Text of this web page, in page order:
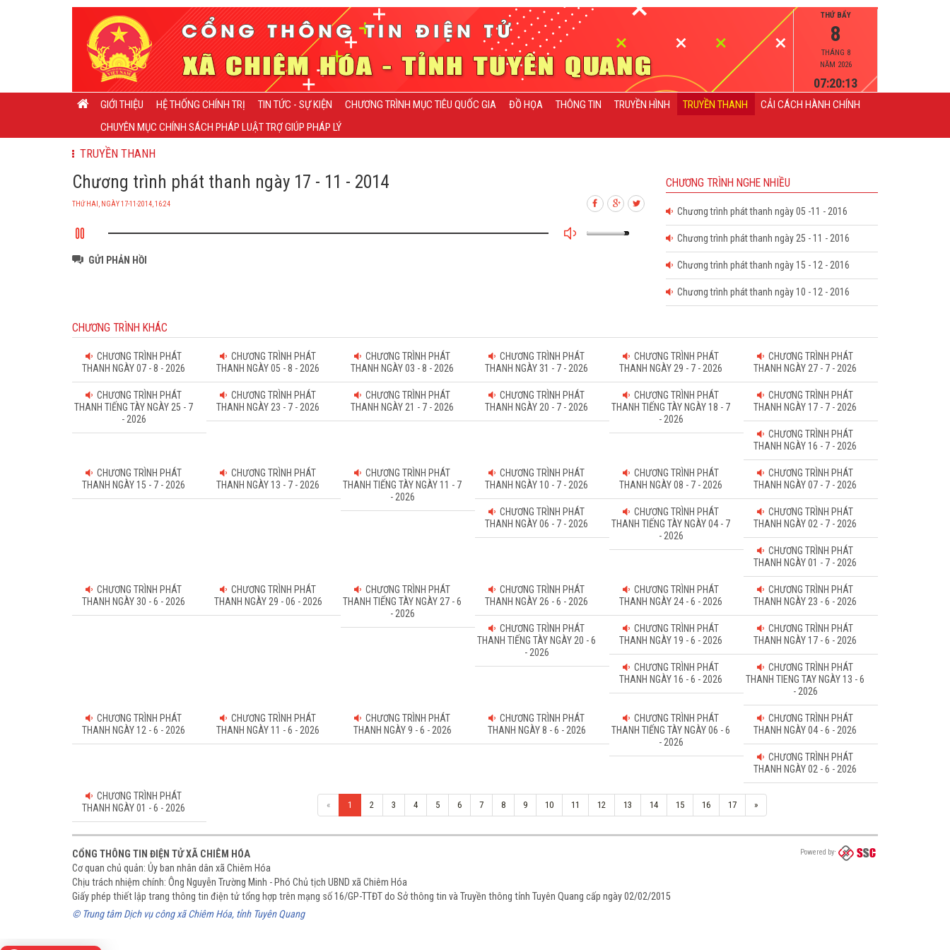
THỨ BẨY
8
THÁNG 8
NĂM 2026
07:20:14
GIỚI THIỆU HỆ THỐNG CHÍNH TRỊ TIN TỨC - SỰ KIỆN CHƯƠNG TRÌNH MỤC TIÊU QUỐC GIA ĐỒ HỌA THÔNG TIN TRUYỀN HÌNH TRUYỀN THANH
CẢI CÁCH HÀNH CHÍNH
CHUYÊN MỤC CHÍNH SÁCH PHÁP LUẬT TRỢ GIÚP PHÁP LÝ
TRUYỀN THANH
Chương trình phát thanh ngày 17 - 11 - 2014
THỨ HAI, NGÀY 17-11-2014, 16:24
GỬI PHẢN HỒI
CHƯƠNG TRÌNH NGHE NHIỀU
Chương trình phát thanh ngày 05 -11 - 2016
Chương trình phát thanh ngày 25 - 11 - 2016
Chương trình phát thanh ngày 15 - 12 - 2016
Chương trình phát thanh ngày 10 - 12 - 2016
CHƯƠNG TRÌNH KHÁC
CHƯƠNG TRÌNH PHÁT
THANH NGÀY 07 - 8 - 2026
CHƯƠNG TRÌNH PHÁT
THANH NGÀY 05 - 8 - 2026
CHƯƠNG TRÌNH PHÁT
THANH NGÀY 03 - 8 - 2026
CHƯƠNG TRÌNH PHÁT
THANH NGÀY 31 - 7 - 2026
CHƯƠNG TRÌNH PHÁT
THANH NGÀY 29 - 7 - 2026
CHƯƠNG TRÌNH PHÁT
THANH NGÀY 27 - 7 - 2026
CHƯƠNG TRÌNH PHÁT
THANH TIẾNG TÀY NGÀY 25 - 7
- 2026
CHƯƠNG TRÌNH PHÁT
THANH NGÀY 23 - 7 - 2026
CHƯƠNG TRÌNH PHÁT
THANH NGÀY 21 - 7 - 2026
CHƯƠNG TRÌNH PHÁT
THANH NGÀY 20 - 7 - 2026
CHƯƠNG TRÌNH PHÁT
THANH TIẾNG TÀY NGÀY 18 - 7
- 2026
CHƯƠNG TRÌNH PHÁT
THANH NGÀY 17 - 7 - 2026
CHƯƠNG TRÌNH PHÁT
THANH NGÀY 16 - 7 - 2026
CHƯƠNG TRÌNH PHÁT
THANH NGÀY 15 - 7 - 2026
CHƯƠNG TRÌNH PHÁT
THANH NGÀY 13 - 7 - 2026
CHƯƠNG TRÌNH PHÁT
THANH TIẾNG TÀY NGÀY 11 - 7
- 2026
CHƯƠNG TRÌNH PHÁT
THANH NGÀY 10 - 7 - 2026
CHƯƠNG TRÌNH PHÁT
THANH NGÀY 08 - 7 - 2026
CHƯƠNG TRÌNH PHÁT
THANH NGÀY 07 - 7 - 2026
CHƯƠNG TRÌNH PHÁT
THANH NGÀY 06 - 7 - 2026
CHƯƠNG TRÌNH PHÁT
THANH TIẾNG TÀY NGÀY 04 - 7
- 2026
CHƯƠNG TRÌNH PHÁT
THANH NGÀY 02 - 7 - 2026
CHƯƠNG TRÌNH PHÁT
THANH NGÀY 01 - 7 - 2026
CHƯƠNG TRÌNH PHÁT
THANH NGÀY 30 - 6 - 2026
CHƯƠNG TRÌNH PHÁT
THANH NGÀY 29 - 06 - 2026
CHƯƠNG TRÌNH PHÁT
THANH TIẾNG TÀY NGÀY 27 - 6
- 2026
CHƯƠNG TRÌNH PHÁT
THANH NGÀY 26 - 6 - 2026
CHƯƠNG TRÌNH PHÁT
THANH NGÀY 24 - 6 - 2026
CHƯƠNG TRÌNH PHÁT
THANH NGÀY 23 - 6 - 2026
CHƯƠNG TRÌNH PHÁT
THANH TIẾNG TÀY NGÀY 20 - 6
- 2026
CHƯƠNG TRÌNH PHÁT
THANH NGÀY 19 - 6 - 2026
CHƯƠNG TRÌNH PHÁT
THANH NGÀY 17 - 6 - 2026
CHƯƠNG TRÌNH PHÁT
THANH NGÀY 16 - 6 - 2026
CHƯƠNG TRÌNH PHÁT
THANH TIENG TAY NGÀY 13 - 6
- 2026
CHƯƠNG TRÌNH PHÁT
THANH NGÀY 12 - 6 - 2026
CHƯƠNG TRÌNH PHÁT
THANH NGÀY 11 - 6 - 2026
CHƯƠNG TRÌNH PHÁT
THANH NGÀY 9 - 6 - 2026
CHƯƠNG TRÌNH PHÁT
THANH NGÀY 8 - 6 - 2026
CHƯƠNG TRÌNH PHÁT
THANH TIẾNG TÀY NGÀY 06 - 6
- 2026
CHƯƠNG TRÌNH PHÁT
THANH NGÀY 04 - 6 - 2026
CHƯƠNG TRÌNH PHÁT
THANH NGÀY 02 - 6 - 2026
CHƯƠNG TRÌNH PHÁT
THANH NGÀY 01 - 6 - 2026
« 1 2 3 4 5 6 7 8 9 10 11 12 13 14 15 16 17 »
Powered by
CỔNG THÔNG TIN ĐIỆN TỬ XÃ CHIÊM HÓA
Cơ quan chủ quản: Ủy ban nhân dân xã Chiêm Hóa
Chịu trách nhiệm chính: Ông Nguyễn Trường Minh - Phó Chủ tịch UBND xã Chiêm Hóa
Giấy phép thiết lập trang thông tin điện tử tổng hợp trên mạng số 16/GP-TTĐT do Sở thông tin và Truyền thông tỉnh Tuyên Quang cấp ngày 02/02/2015
© Trung tâm Dịch vụ công xã Chiêm Hóa, tỉnh Tuyên Quang